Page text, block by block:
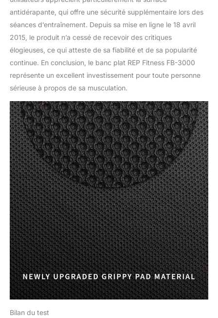
antidérapante, qui offre une sécurité supplémentaire lors des
séances d’entraînement. Depuis sa mise en ligne le 18 avril
2015, le produit n’a cessé de recevoir des critiques
élogieuses, ce qui atteste de sa fiabilité et de sa popularité
continue. En conclusion, le banc plat REP Fitness FB-3000
représente un excellent investissement pour toute personne
sérieuse à propos de sa musculation.
Bilan du test